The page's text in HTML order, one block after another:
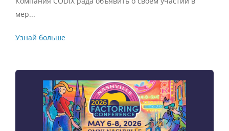
мер...
Узнай больше